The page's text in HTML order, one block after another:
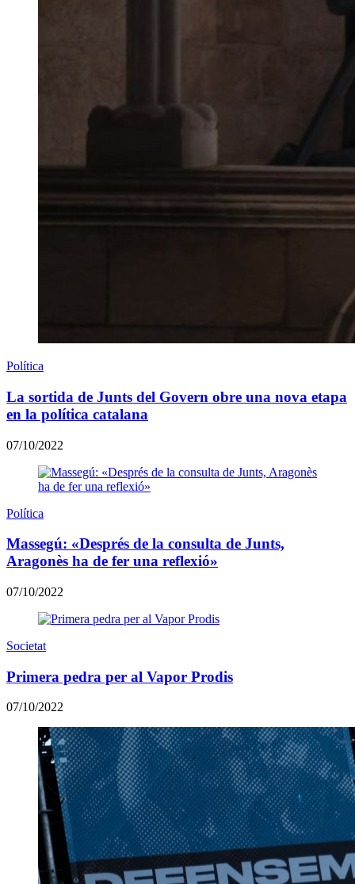
Política
La sortida de Junts del Govern obre una nova etapa
en la política catalana
07/10/2022
Política
Massegú: «Després de la consulta de Junts,
Aragonès ha de fer una reflexió»
07/10/2022
Societat
Primera pedra per al Vapor Prodis
07/10/2022